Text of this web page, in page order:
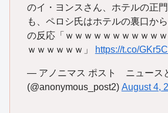
のイ・ヨンスさん、ホテルの正
も、ペロシ氏はホテルの裏口か
の反応「ｗｗｗｗｗｗｗｗｗｗ
ｗｗｗｗｗｗ」
https://t.co/
— アノニマス ポスト ニュース
(@anonymous_post2) August 4,